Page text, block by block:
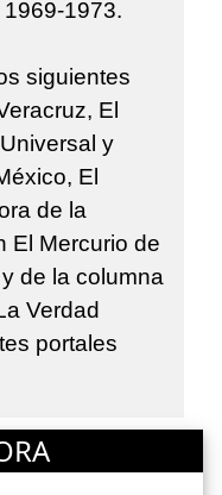
1973.
siguientes
El
y
El
de la
El Mercurio de
de la columna
Verdad
portales